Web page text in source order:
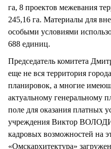
га, 8 проектов межевания
245,16 га. Материалы для
особыми условиями
688 единиц.
Председатель комитета
еще не вся территория
планировок, а многие
актуальному генеральному
поле для оказания платных
учреждения Виктор
кадровых возможностей на
«Омскархитектура»